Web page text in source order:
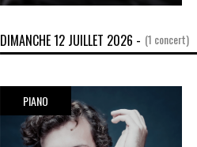
DIMANCHE 12 JUILLET 2026 - (1 concert)
PIANO